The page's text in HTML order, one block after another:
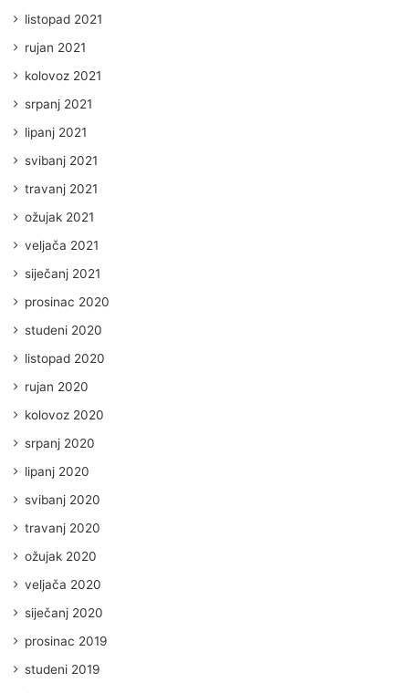
listopad 2021
rujan 2021
kolovoz 2021
srpanj 2021
lipanj 2021
svibanj 2021
travanj 2021
ožujak 2021
veljača 2021
siječanj 2021
prosinac 2020
studeni 2020
listopad 2020
rujan 2020
kolovoz 2020
srpanj 2020
lipanj 2020
svibanj 2020
travanj 2020
ožujak 2020
veljača 2020
siječanj 2020
prosinac 2019
studeni 2019